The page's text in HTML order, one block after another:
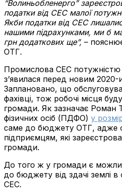
“Волиньобленерго”
податки від СЕС малої
Якби податки від СЕС
нашими підрахунками, ми б
грн додаткових ще”, –
ОТГ.
Промислова СЕС потужністю
з’явилася перед новим
Заплановано, що
фахівці, тож робочі місця
громади. Як зазначає Роман
фізичних осіб (ПДФО) у
саме до бюджету ОТГ, адже
підприємцям, які
громади.
До того ж у громади є
до бюджету від здачі землі
СЕС.